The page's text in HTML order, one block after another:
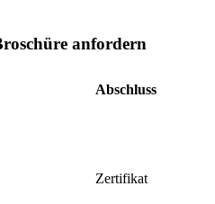
anfordern
Abschluss
Zertifikat